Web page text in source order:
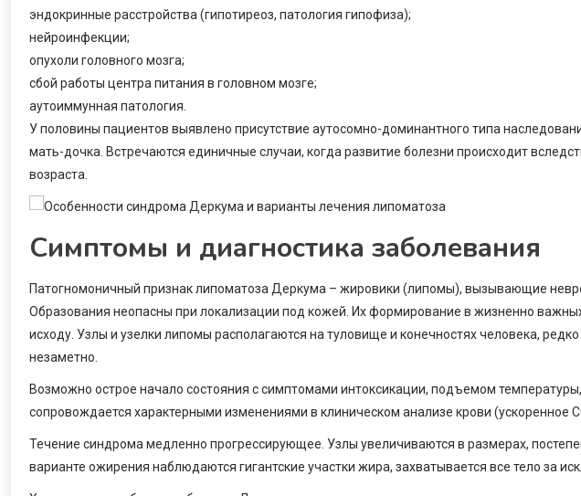
эндокринные расстройства (гипотиреоз, патология гипофиза);
нейроинфекции;
опухоли головного мозга;
сбой работы центра питания в головном мозге;
аутоиммунная патология.
У половины пациентов выявлено присутствие аутосомно-доминантного типа
мать-дочка. Встречаются единичные случаи, когда развитие болезни происходит
возраста.
Симптомы и диагностика заболевания
Патогномоничный признак липоматоза Деркума – жировики (липомы), вызывающие
Образования неопасны при локализации под кожей. Их формирование в жизненно
исходу. Узлы и узелки липомы располагаются на туловище и конечностях человека,
незаметно.
Возможно острое начало состояния с симптомами интоксикации, подъемом
сопровождается характерными изменениями в клиническом анализе крови (ускоренное
Течение синдрома медленно прогрессирующее. Узлы увеличиваются в размерах,
варианте ожирения наблюдаются гигантские участки жира, захватывается все тело за